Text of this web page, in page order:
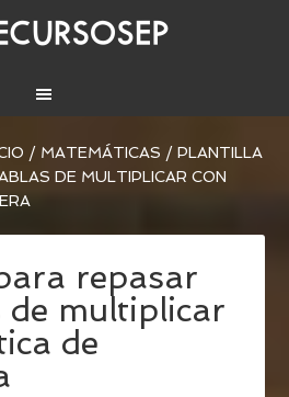
/ MATEMÁTICAS / PLANTILLA
DE MULTIPLICAR CON
repasar
de multiplicar
de